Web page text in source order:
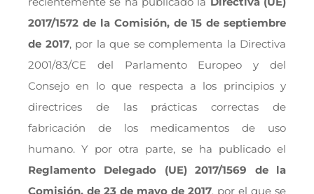
2017/1572 de la Comisión, de 15 de septiembre
de 2017, por la que se complementa la Directiva
2001/83/CE del Parlamento Europeo y del
Consejo en lo que respecta a los principios y
directrices de las prácticas correctas de
fabricación de los medicamentos de uso
humano. Y por otra parte, se ha publicado el
Reglamento Delegado (UE) 2017/1569 de la
Comisión, de 23 de mayo de 2017, por el que se